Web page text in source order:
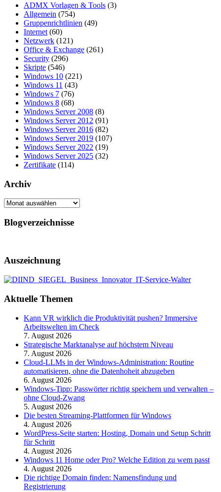
ADMX Vorlagen & Tools (3)
Allgemein (754)
Gruppenrichtlinien (49)
Internet (60)
Netzwerk (121)
Office & Exchange (261)
Security (296)
Skripte (546)
Windows 10 (221)
Windows 11 (43)
Windows 7 (76)
Windows 8 (68)
Windows Server 2008 (8)
Windows Server 2012 (91)
Windows Server 2016 (82)
Windows Server 2019 (107)
Windows Server 2022 (19)
Windows Server 2025 (32)
Zertifikate (114)
Archiv
Archiv
Blogverzeichnisse
Auszeichnung
Aktuelle Themen
Kann VR wirklich die Produktivität pushen? Immersive
Arbeitswelten im Check
7. August 2026
Strategische Marktanalyse auf höchstem Niveau
7. August 2026
Cloud-LLMs in der Windows-Administration: Routine
automatisieren, ohne die Datenhoheit abzugeben
6. August 2026
Windows-Tipp: Passwörter richtig speichern und verwalten –
ohne Cloud-Zwang
5. August 2026
Die besten Streaming-Plattformen für Windows
4. August 2026
WordPress-Seite starten: Hosting, Domain und Setup Schritt
für Schritt
4. August 2026
Windows 11 Home oder Pro? Welche Edition zu wem passt
4. August 2026
Die richtige Domain finden: Namensfindung und
Registrierung